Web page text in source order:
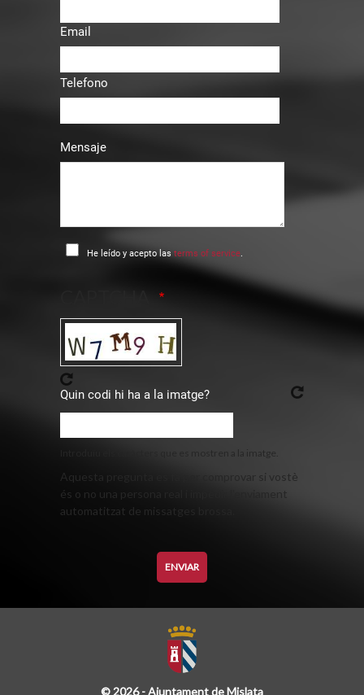
Email
Telefono
Mensaje
He leído y acepto las terms of service.
Quin codi hi ha a la imatge?
Introduïu els caràcters que es mostren a la imatge.
Aquesta pregunta es fa per comprovar si vostè
és o no una persona real i impedir l'enviament
automatitzat de missatges brossa.
© 2026 - Ajuntament de Mislata